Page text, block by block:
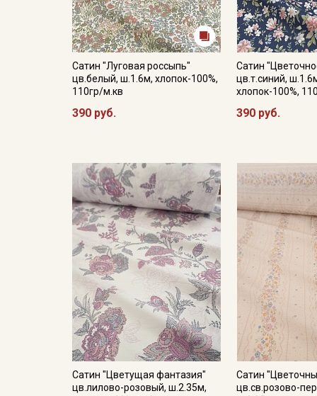
Сатин "Луговая россыпь"
цв.белый, ш.1.6м, хлопок-100%,
110гр/м.кв
390 руб.
Сатин
цв.т.синий,
хлопок-100%,
390 руб.
Сатин "Цветущая фантазия"
цв.лилово-розовый, ш.2.35м,
Сатин
цв.св.розово-